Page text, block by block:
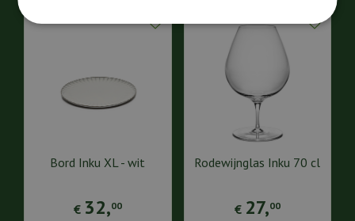
Bord Inku XL - wit
€ 32,00
Rodewijnglas Inku 70 cl
€ 27,00